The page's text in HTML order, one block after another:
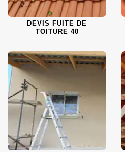
DEVIS FUITE DE
TOITURE 40